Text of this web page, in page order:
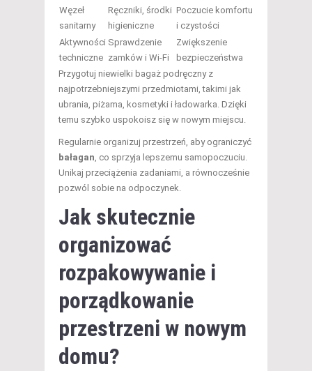
Węzeł
sanitarny
Ręczniki, środki
higieniczne
Poczucie komfortu
i czystości
Aktywności
techniczne
Sprawdzenie
zamków i Wi-Fi
Zwiększenie
bezpieczeństwa
Przygotuj niewielki bagaż podręczny z
najpotrzebniejszymi przedmiotami, takimi jak
ubrania, piżama, kosmetyki i ładowarka. Dzięki
temu szybko uspokoisz się w nowym miejscu.
Regularnie organizuj przestrzeń, aby ograniczyć
bałagan, co sprzyja lepszemu samopoczuciu.
Unikaj przeciążenia zadaniami, a równocześnie
pozwól sobie na odpoczynek.
Jak skutecznie
organizować
rozpakowywanie i
porządkowanie
przestrzeni w nowym
domu?